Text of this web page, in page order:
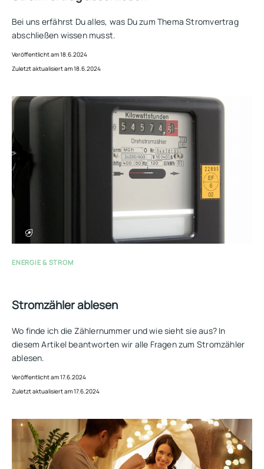
Bei uns erfährst Du alles, was Du zum Thema Stromvertrag
abschließen wissen musst.
Veröffentlicht am 18.6.2024
Zuletzt aktualisiert am 18.6.2024
ENERGIE & STROM
Stromzähler ablesen
Wo finde ich die Zählernummer und wie sieht sie aus? In
diesem Artikel beantworten wir alle Fragen zum Stromzähler
ablesen.
Veröffentlicht am 17.6.2024
Zuletzt aktualisiert am 17.6.2024